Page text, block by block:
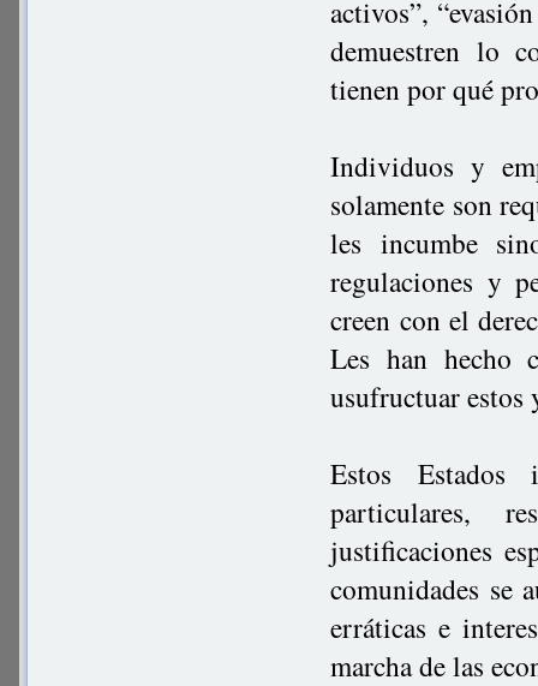
activos”,
demuestren lo
tienen por qué
Individuos y
solamente son
les incumbe
regulaciones y
creen con el
Les han hecho
usufructuar
Estos
particulares,
justificaciones
comunidades se
erráticas e
marcha de las